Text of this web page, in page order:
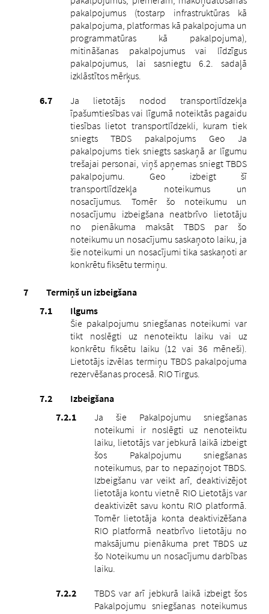
pakalpojumus (tostarp infrastruktūras kā
pakalpojuma, platformas kā pakalpojuma un
programmatūras kā pakalpojuma),
mitināšanas pakalpojumus vai līdzīgus
pakalpojumus, lai sasniegtu 6.2. sadaļā
izklāstītos mērķus.
Ja lietotājs nodod transportlīdzekļa
īpašumtiesības vai līgumā noteiktās pagaidu
tiesības lietot transportlīdzekli, kuram tiek
sniegts TBDS pakalpojums Geo Ja
pakalpojums tiek sniegts saskaņā ar līgumu
trešajai personai, viņš apņemas sniegt TBDS
pakalpojumu. Geo izbeigt šī
transportlīdzekļa noteikumus un
nosacījumus. Tomēr šo noteikumu un
nosacījumu izbeigšana neatbrīvo lietotāju
no pienākuma maksāt TBDS par šo
noteikumu un nosacījumu saskaņoto laiku, ja
šie noteikumi un nosacījumi tika saskaņoti ar
konkrētu fiksētu termiņu.
Termiņš un izbeigšana
Ilgums
Šie pakalpojumu sniegšanas noteikumi var
tikt noslēgti uz nenoteiktu laiku vai uz
konkrētu fiksētu laiku (12 vai 36 mēneši).
Lietotājs izvēlas termiņu TBDS pakalpojuma
rezervēšanas procesā. RIO Tirgus.
Izbeigšana
Ja šie Pakalpojumu sniegšanas
noteikumi ir noslēgti uz nenoteiktu
laiku, lietotājs var jebkurā laikā izbeigt
šos Pakalpojumu sniegšanas
noteikumus, par to nepaziņojot TBDS.
Izbeigšanu var veikt arī, deaktivizējot
lietotāja kontu vietnē RIO Lietotājs var
deaktivizēt savu kontu RIO platformā.
Tomēr lietotāja konta deaktivizēšana
RIO platformā neatbrīvo lietotāju no
maksājumu pienākuma pret TBDS uz
šo Noteikumu un nosacījumu darbības
laiku.
TBDS var arī jebkurā laikā izbeigt šos
Pakalpojumu sniegšanas noteikumus